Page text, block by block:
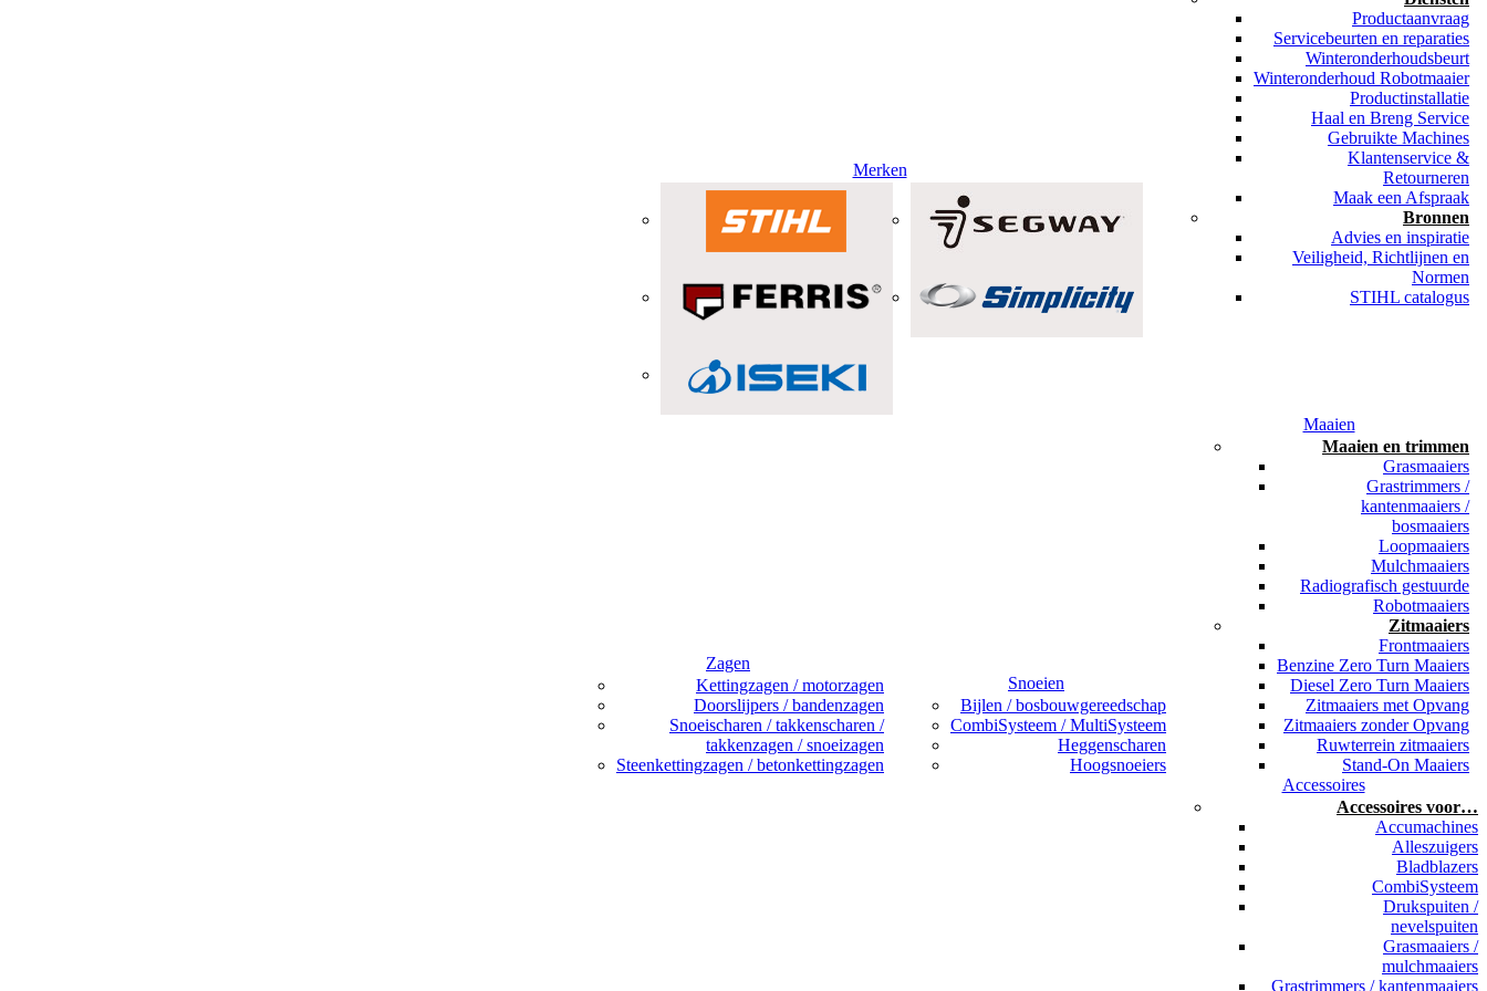
Merken
Productaanvraag
Servicebeurten en reparaties
Winteronderhoudsbeurt
Winteronderhoud Robotmaaier
Productinstallatie
Haal en Breng Service
Gebruikte Machines
Klantenservice &
Retourneren
Maak een Afspraak
Bronnen
Advies en inspiratie
Veiligheid, Richtlijnen en
Normen
STIHL catalogus
Zagen
Kettingzagen / motorzagen
Doorslijpers / bandenzagen
Snoeischaren / takkenscharen /
takkenzagen / snoeizagen
Steenkettingzagen / betonkettingzagen
Snoeien
Bijlen / bosbouwgereedschap
CombiSysteem / MultiSysteem
Heggenscharen
Hoogsnoeiers
Maaien
Maaien en trimmen
Grasmaaiers
Grastrimmers /
kantenmaaiers /
bosmaaiers
Loopmaaiers
Mulchmaaiers
Radiografisch gestuurde
Robotmaaiers
Zitmaaiers
Frontmaaiers
Benzine Zero Turn Maaiers
Diesel Zero Turn Maaiers
Zitmaaiers met Opvang
Zitmaaiers zonder Opvang
Ruwterrein zitmaaiers
Stand-On Maaiers
Accessoires
Accessoires voor…
Accumachines
Alleszuigers
Bladblazers
CombiSysteem
Drukspuiten /
nevelspuiten
Grasmaaiers /
mulchmaaiers
Grastrimmers / kantenmaaiers